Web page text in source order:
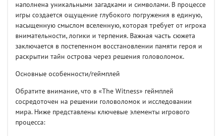
наполнена уникальными загадками и символами. В процессе
игры создается ощущение глубокого погружения в единую,
насыщенную смыслом вселенную, которая требует от игрока
внимательности, логики и терпения. Важная часть сюжета
заключается в постепенном восстановлении памяти героя и
раскрытии тайн острова через решения головоломок.
Основные особенности/геймплей
Обратите внимание, что в «The Witness» геймплей
сосредоточен на решении головоломок и исследовании
мира. Ниже представлены ключевые элементы игрового
процесса: